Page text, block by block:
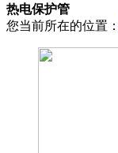
热电保护管
您当前所在的位置：